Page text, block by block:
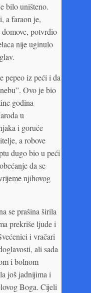
bilo uništeno.
a faraon je,
potvrdio
nije uginulo
pepeo iz peći i da
Ovo je bio
godina
u
i goruće
a robove
dugo bio u peći
da se
njihovog
se prašina širila
prekriše ljude i
i vračari
ali sada
i bolnom
još jadnijima i
Boga. Cijeli